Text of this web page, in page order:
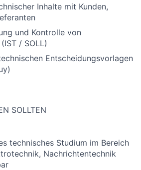
Inhalte mit Kunden,
und Kontrolle von
/ SOLL)
Entscheidungsvorlagen
SOLLTEN
technisches Studium im Bereich
Nachrichtentechnik